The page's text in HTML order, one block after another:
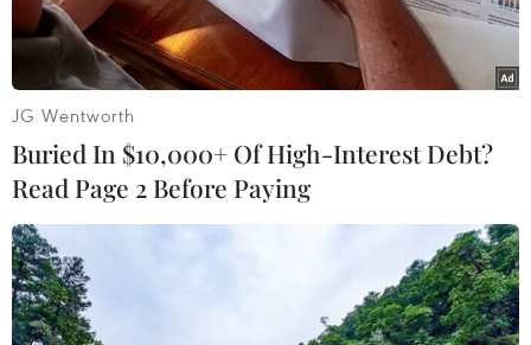
#Đà Nẵng #Thuyền viên
#Tàu Bulk Japan
#Cấp cứu
TP. Đà Nẵng
JG Wentworth
Buried In $10,000+ Of High-Interest Debt?
Read Page 2 Before Paying